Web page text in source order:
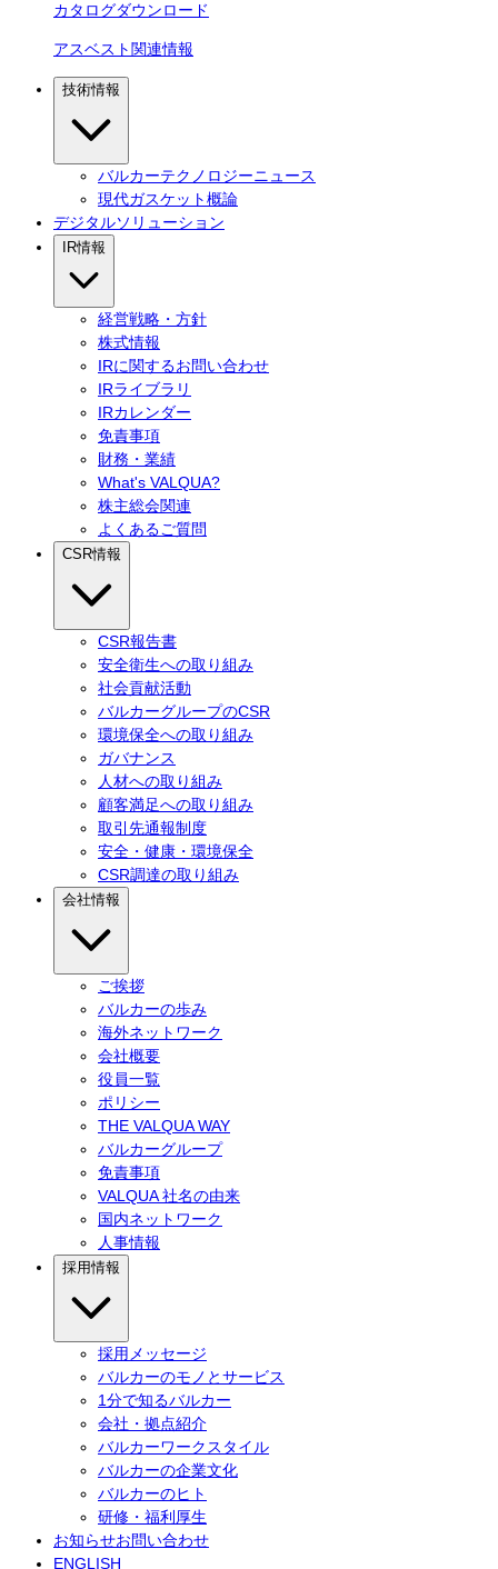
カタログダウンロード
アスベスト関連情報
技術情報
バルカーテクノロジーニュース
現代ガスケット概論
デジタルソリューション
IR情報
経営戦略・方針
株式情報
IRに関するお問い合わせ
IRライブラリ
IRカレンダー
免責事項
財務・業績
What's VALQUA?
株主総会関連
よくあるご質問
CSR情報
CSR報告書
安全衛生への取り組み
社会貢献活動
バルカーグループのCSR
環境保全への取り組み
ガバナンス
人材への取り組み
顧客満足への取り組み
取引先通報制度
安全・健康・環境保全
CSR調達の取り組み
会社情報
ご挨拶
バルカーの歩み
海外ネットワーク
会社概要
役員一覧
ポリシー
THE VALQUA WAY
バルカーグループ
免責事項
VALQUA 社名の由来
国内ネットワーク
人事情報
採用情報
採用メッセージ
バルカーのモノとサービス
1分で知るバルカー
会社・拠点紹介
バルカーワークスタイル
バルカーの企業文化
バルカーのヒト
研修・福利厚生
お知らせお問い合わせ
ENGLISH